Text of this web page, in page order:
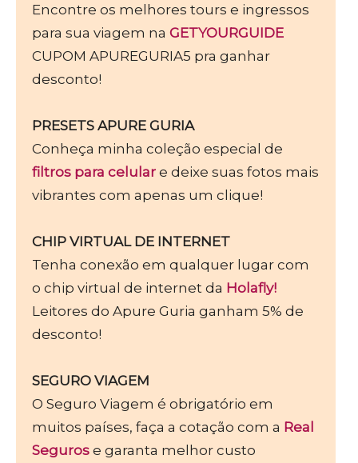
Encontre os melhores tours e ingressos
para sua viagem naGETYOURGUIDE
CUPOM APUREGURIA5 pra ganhar
desconto!
PRESETS APURE GURIA
Conheça minha coleção especial de
filtros para celular e deixe suas fotos mais
vibrantes com apenas um clique!
CHIP VIRTUAL DE INTERNET
Tenha conexão em qualquer lugar com
o chip virtual de internet da Holafly!
Leitores do Apure Guria ganham 5% de
desconto!
SEGURO VIAGEM
O Seguro Viagem é obrigatório em
muitos países, faça a cotação com a Real
Seguros e garanta melhor custo